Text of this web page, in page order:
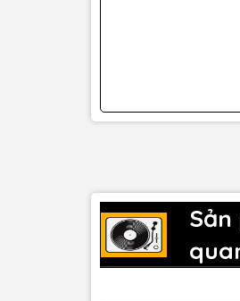
Focusrite Scarlett
mang lại headroom
khiển analog trong